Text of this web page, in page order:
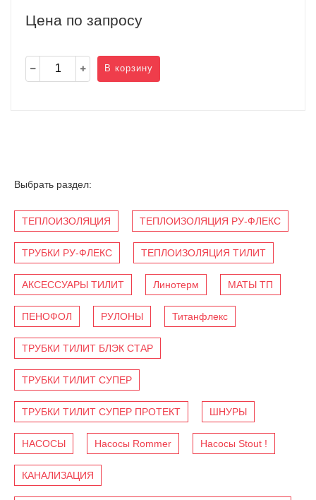
Цена по запросу
В корзину
Выбрать раздел:
ТЕПЛОИЗОЛЯЦИЯ ТЕПЛОИЗОЛЯЦИЯ РУ-ФЛЕКС
ТРУБКИ РУ-ФЛЕКС ТЕПЛОИЗОЛЯЦИЯ ТИЛИТ
АКСЕССУАРЫ ТИЛИТ Линотерм МАТЫ ТП
ПЕНОФОЛ РУЛОНЫ Титанфлекс
ТРУБКИ ТИЛИТ БЛЭК СТАР
ТРУБКИ ТИЛИТ СУПЕР
ТРУБКИ ТИЛИТ СУПЕР ПРОТЕКТ ШНУРЫ
НАСОСЫ Насосы Rommer Насосы Stout !
КАНАЛИЗАЦИЯ